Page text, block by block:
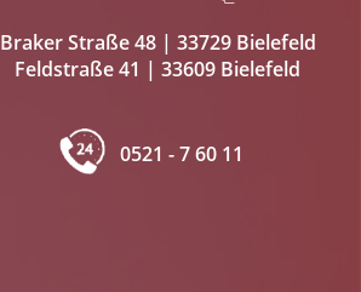
Braker Straße 48 | 33729 Bielefeld
Feldstraße 41 | 33609 Bielefeld
0521 - 7 60 11